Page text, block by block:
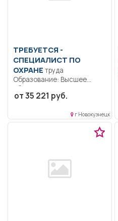
ТРЕБУЕТСЯ -
СПЕЦИАЛИСТ ПО
ОХРАНЕ труда
Образование: Высшее
образование —
бакалавриат.. Нормативно-
документооборот...
от 35 221 руб.
г Новокузнецк